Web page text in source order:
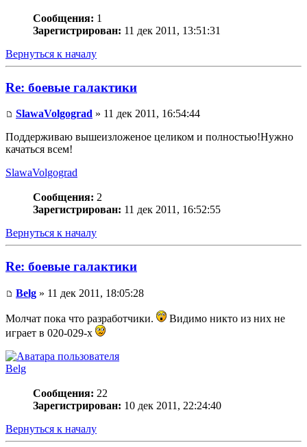
Сообщения: 1
Зарегистрирован: 11 дек 2011, 13:51:31
Вернуться к началу
Re: боевые галактики
SlawaVolgograd » 11 дек 2011, 16:54:44
Поддерживаю вышеизложеное целиком и полностью!Нужно
качаться всем!
SlawaVolgograd
Сообщения: 2
Зарегистрирован: 11 дек 2011, 16:52:55
Вернуться к началу
Re: боевые галактики
Belg » 11 дек 2011, 18:05:28
Молчат пока что разработчики.
Видимо никто из них не
играет в 020-029-х
Belg
Сообщения: 22
Зарегистрирован: 10 дек 2011, 22:24:40
Вернуться к началу